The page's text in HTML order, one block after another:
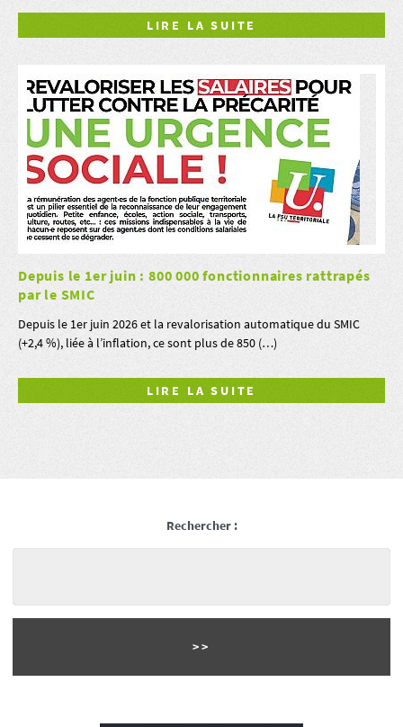
LIRE LA SUITE
Depuis le 1er juin : 800 000 fonctionnaires rattrapés
par le SMIC
Depuis le 1er juin 2026 et la revalorisation automatique du SMIC
(+2,4 %), liée à l’inflation, ce sont plus de 850 (…)
LIRE LA SUITE
Rechercher :